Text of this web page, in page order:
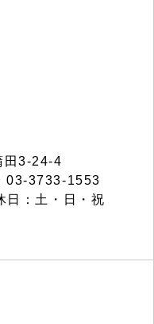
3-24-4
03-3733-1553
：土・日・祝